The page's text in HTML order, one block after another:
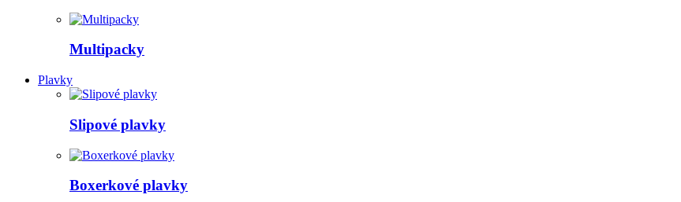
Multipacky
Plavky
Slipové plavky
Boxerkové plavky